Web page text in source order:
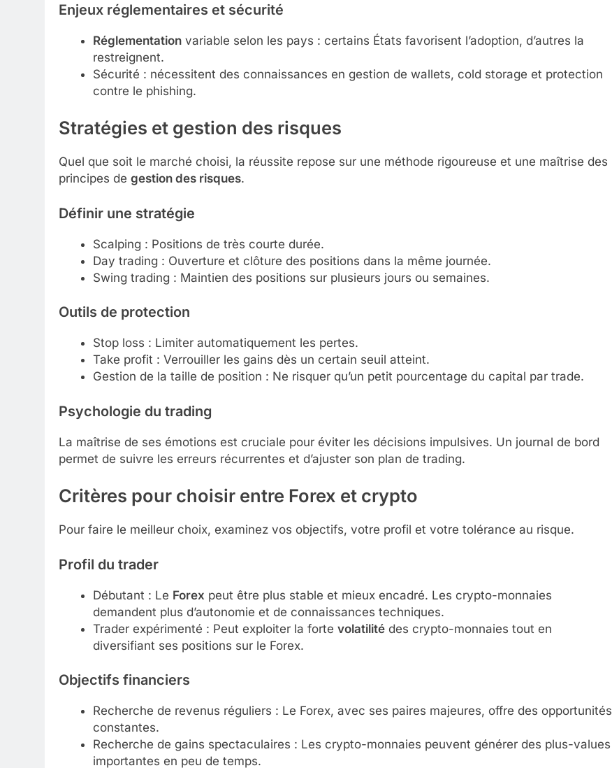
Enjeux réglementaires et sécurité
Réglementationvariable selon les pays : certains États favorisent l’adoption, d’autres la
restreignent.
Sécurité : nécessitent des connaissances en gestion de wallets, cold storage et protection
contre le phishing.
Stratégies et gestion des risques
Quel que soit le marché choisi, la réussite repose sur une méthode rigoureuse et une maîtrise des
principes de gestion des risques.
Définir une stratégie
Scalping : Positions de très courte durée.
Day trading : Ouverture et clôture des positions dans la même journée.
Swing trading : Maintien des positions sur plusieurs jours ou semaines.
Outils de protection
Stop loss : Limiter automatiquement les pertes.
Take profit : Verrouiller les gains dès un certain seuil atteint.
Gestion de la taille de position : Ne risquer qu’un petit pourcentage du capital par trade.
Psychologie du trading
La maîtrise de ses émotions est cruciale pour éviter les décisions impulsives. Un journal de bord
permet de suivre les erreurs récurrentes et d’ajuster son plan de trading.
Critères pour choisir entre Forex et crypto
Pour faire le meilleur choix, examinez vos objectifs, votre profil et votre tolérance au risque.
Profil du trader
Débutant : Le Forex peut être plus stable et mieux encadré. Les crypto-monnaies
demandent plus d’autonomie et de connaissances techniques.
Trader expérimenté : Peut exploiter la forte volatilitédes crypto-monnaies tout en
diversifiant ses positions sur le Forex.
Objectifs financiers
Recherche de revenus réguliers : Le Forex, avec ses paires majeures, offre des opportunités
constantes.
Recherche de gains spectaculaires : Les crypto-monnaies peuvent générer des plus-values
importantes en peu de temps.